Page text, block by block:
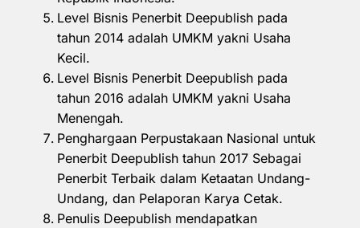
Level Bisnis Penerbit Deepublish pada
tahun 2014 adalah UMKM yakni Usaha
Kecil.
Level Bisnis Penerbit Deepublish pada
tahun 2016 adalah UMKM yakni Usaha
Menengah.
Penghargaan Perpustakaan Nasional untuk
Penerbit Deepublish tahun 2017 Sebagai
Penerbit Terbaik dalam Ketaatan Undang-
Undang, dan Pelaporan Karya Cetak.
Penulis Deepublish mendapatkan